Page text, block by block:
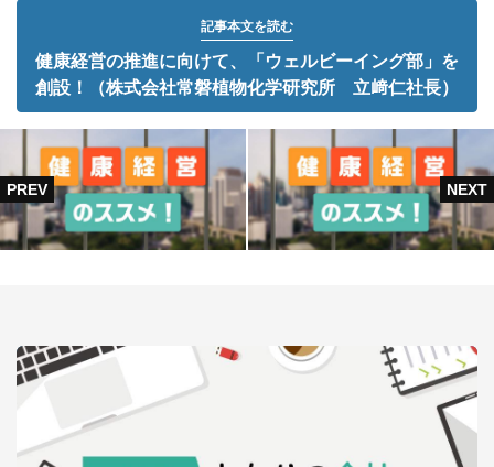
記事本文を読む
健康経営の推進に向けて、「ウェルビーイング部」を
創設！（株式会社常磐植物化学研究所 立﨑仁社長）